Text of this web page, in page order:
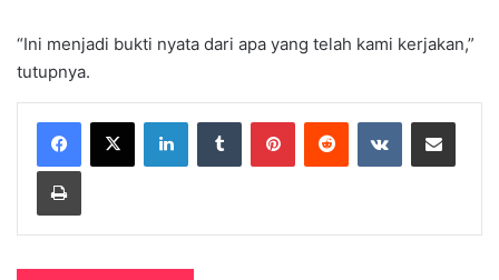
“Ini menjadi bukti nyata dari apa yang telah kami kerjakan,”
tutupnya.